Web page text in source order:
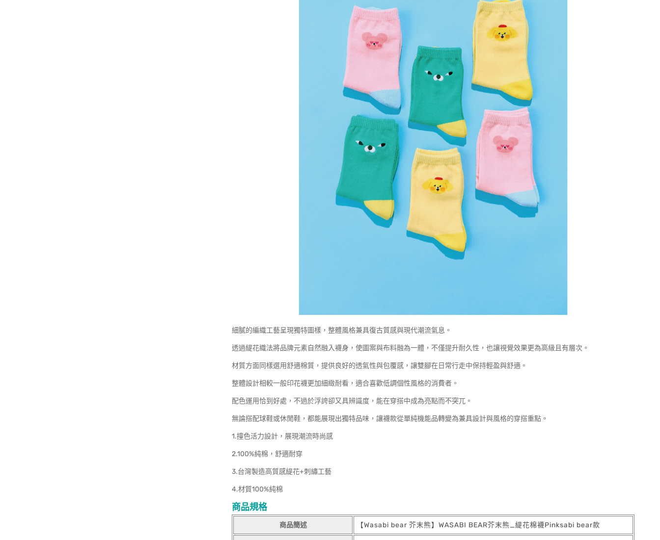
細膩的編織工藝呈現獨特圖樣，整體風格兼具復古質感與現代潮流氣息。
透過緹花織法將品牌元素自然融入襪身，使圖案與布料融為一體，不僅提升耐久性，也讓視覺效果更為高級且有層次。
材質方面同樣選用舒適棉質，提供良好的透氣性與包覆感，讓雙腳在日常行走中保持輕盈與舒適。
整體設計相較一般印花襪更加細緻耐看，適合喜歡低調個性風格的消費者。
配色運用恰到好處，不過於浮誇卻又具辨識度，能在穿搭中成為亮點而不突兀。
無論搭配球鞋或休閒鞋，都能展現出獨特品味，讓襪款從單純機能品轉變為兼具設計與風格的穿搭重點。
1.撞色活力設計，展現潮流時尚感
2.100%純棉，舒適耐穿
3.台灣製造高質感緹花+刺繡工藝
4.材質100%純棉
商品規格
商品簡述 【Wasabi bear 芥末熊】WASABI BEAR芥末熊_緹花棉襪Pinksabi bear款